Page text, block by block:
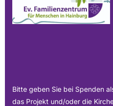
Bitte geben Sie bei Spenden
das Projekt und/oder die